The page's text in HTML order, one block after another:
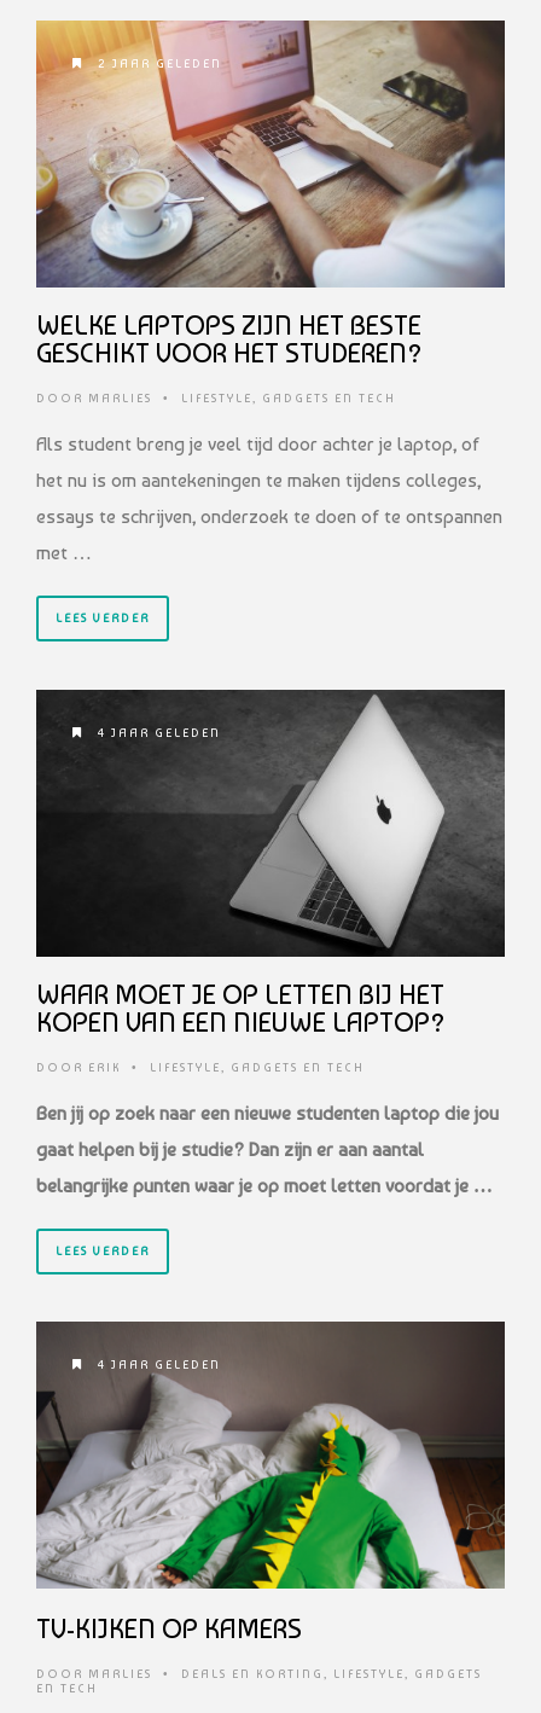
2 JAAR GELEDEN
WELKE LAPTOPS ZIJN HET BESTE
GESCHIKT VOOR HET STUDEREN?
DOOR MARLIES • LIFESTYLE, GADGETS EN TECH
Als student breng je veel tijd door achter je laptop, of
het nu is om aantekeningen te maken tijdens colleges,
essays te schrijven, onderzoek te doen of te ontspannen
met …
LEES VERDER
4 JAAR GELEDEN
WAAR MOET JE OP LETTEN BIJ HET
KOPEN VAN EEN NIEUWE LAPTOP?
DOOR ERIK • LIFESTYLE, GADGETS EN TECH
Ben jij op zoek naar een nieuwe studenten laptop die jou
gaat helpen bij je studie? Dan zijn er aan aantal
belangrijke punten waar je op moet letten voordat je …
LEES VERDER
4 JAAR GELEDEN
TV-KIJKEN OP KAMERS
DOOR MARLIES • DEALS EN KORTING , LIFESTYLE, GADGETS
EN TECH